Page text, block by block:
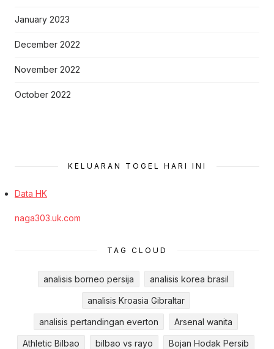
January 2023
December 2022
November 2022
October 2022
KELUARAN TOGEL HARI INI
Data HK
naga303.uk.com
TAG CLOUD
analisis borneo persija analisis korea brasil
analisis Kroasia Gibraltar
analisis pertandingan everton Arsenal wanita
Athletic Bilbao bilbao vs rayo Bojan Hodak Persib